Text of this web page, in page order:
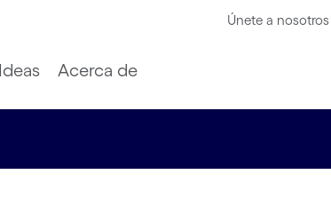
Únete a nosotros
Ideas Acerca de